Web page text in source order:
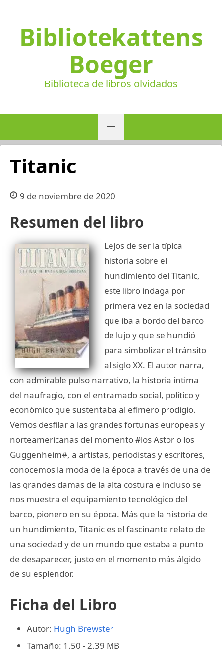
Bibliotekattens
Boeger
Biblioteca de libros olvidados
Titanic
9 de noviembre de 2020
Resumen del libro
Lejos de ser la típica
historia sobre el
hundimiento del Titanic,
este libro indaga por
primera vez en la sociedad
que iba a bordo del barco
de lujo y que se hundió
para simbolizar el tránsito
al siglo XX. El autor narra,
con admirable pulso narrativo, la historia íntima
del naufragio, con el entramado social, político y
económico que sustentaba al efímero prodigio.
Vemos desfilar a las grandes fortunas europeas y
norteamericanas del momento #los Astor o los
Guggenheim#, a artistas, periodistas y escritores,
conocemos la moda de la época a través de una de
las grandes damas de la alta costura e incluso se
nos muestra el equipamiento tecnológico del
barco, pionero en su época. Más que la historia de
un hundimiento, Titanic es el fascinante relato de
una sociedad y de un mundo que estaba a punto
de desaparecer, justo en el momento más álgido
de su esplendor.
Ficha del Libro
Autor: Hugh Brewster
Tamaño: 1.50 - 2.39 MB